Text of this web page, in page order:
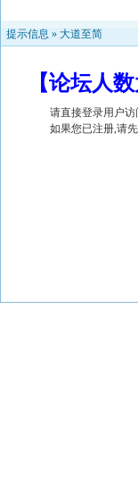
提示信息 » 大道至简
【论坛人
请直接登录用户
如果您已注册,请